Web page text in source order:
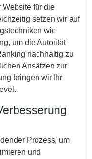
Website für die
setzen wir auf
wie
um die Autorität
nachhaltig zu
Ansätzen zur
bringen wir Ihr
Prozess, um
und